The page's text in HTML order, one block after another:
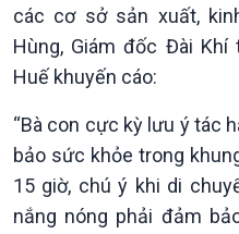
Tài nguyên và Môi trường
Chuyên gia của bạn
Xã hội chuyển động
Bước chân đến trường
các cơ sở sản xuất,
Hùng, Giám đốc Đài
Huế khuyến cáo:
“Bà con cực kỳ lưu ý tác
bảo sức khỏe trong
15 giờ, chú ý khi di
nắng nóng phải đảm